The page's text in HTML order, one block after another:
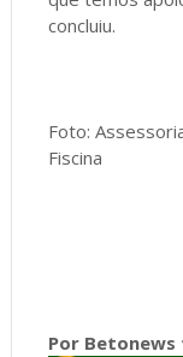
concluiu.
Foto:
Fiscina
Por